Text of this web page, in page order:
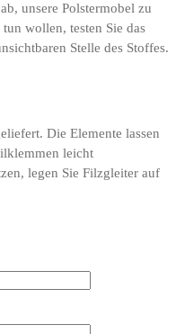
unsere Polstermobel zu
wollen, testen Sie das
Stelle des Stoffes.
Die Elemente lassen
leicht
legen Sie Filzgleiter auf